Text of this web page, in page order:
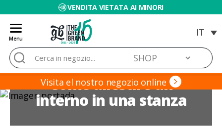
VENDITA VIETATA AI MINORI
Menu
Blog
de
Grow
Barato
Cerca:
Visita el nostro negozio online
Come allestire un
interno in una stanza